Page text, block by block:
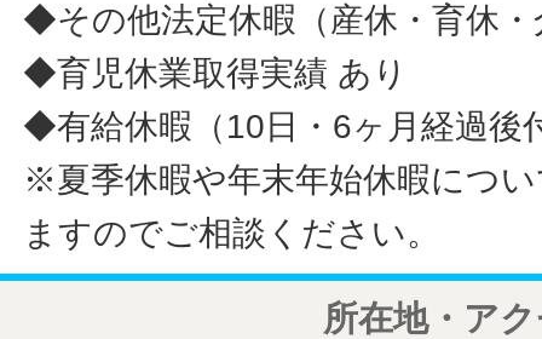
◆その他法定休暇（産休・育休・
◆育児休業取得実績 あり
◆有給休暇（10日・6ヶ月経過後
※夏季休暇や年末年始休暇につ
ますのでご相談ください。
所在地・ア